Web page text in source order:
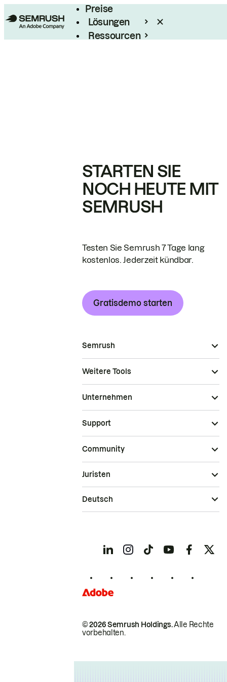
Preise
Lösungen
Ressourcen
STARTEN SIE
NOCH HEUTE MIT
SEMRUSH
Testen Sie Semrush 7 Tage lang
kostenlos. Jederzeit kündbar.
Gratisdemo starten
Semrush
Weitere Tools
Unternehmen
Support
Community
© 2026 Semrush Holdings.Alle Rechte
vorbehalten.
Juristen
Deutsch